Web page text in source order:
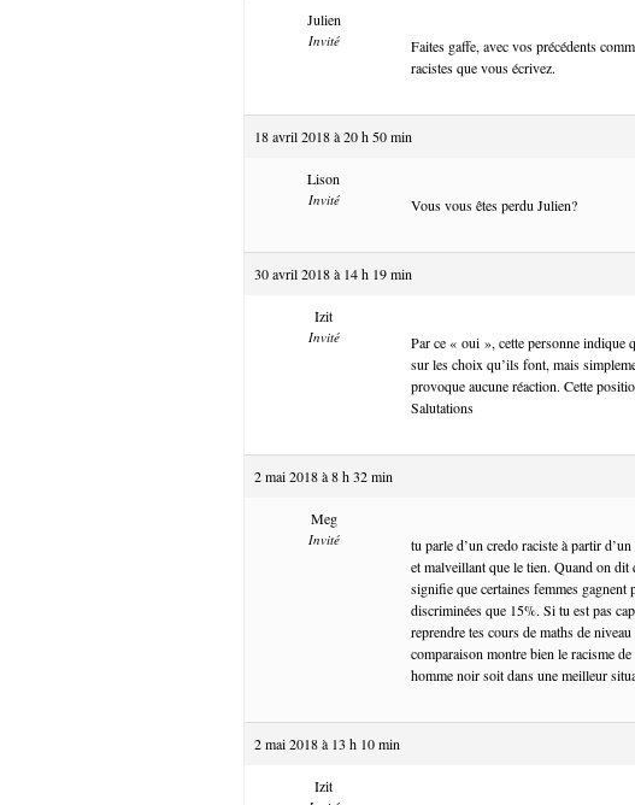
Julien
Invité
Faites gaffe, avec vos précédents
racistes que vous écrivez.
18 avril 2018 à 20 h 50 min
Lison
Invité Vous vous êtes perdu Julien?
30 avril 2018 à 14 h 19 min
Izit
Invité
Par ce « oui », cette personne indique
sur les choix qu’ils font, mais
provoque aucune réaction. Cette
Salutations
2 mai 2018 à 8 h 32 min
Meg
Invité
tu parle d’un credo raciste à partir
et malveillant que le tien. Quand on dit
signifie que certaines femmes gagnent
discriminées que 15%. Si tu est pas
reprendre tes cours de maths de
comparaison montre bien le racisme
homme noir soit dans une meilleur
2 mai 2018 à 13 h 10 min
Izit